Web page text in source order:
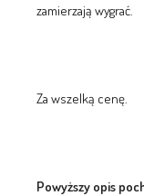
zamierzają wygrać.
Za wszelką cenę.
Powyższy opis